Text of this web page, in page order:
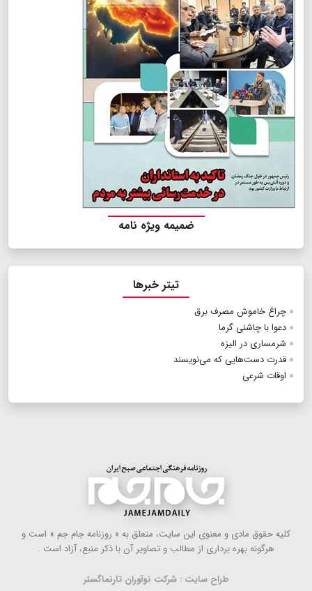
ضمیمه ویژه نامه
تیتر خبرها
چراغ خاموش مصرف برق
دعوا با چاشنی گرما
شرمساری در الیزه
قدرت دست‌هایی که می‌نویسند
اوقات شرعی
كلیه حقوق مادی و معنوی این سایت، متعلق به « روزنامه جام جم » است و
هرگونه بهره ‌برداری از مطالب و تصاویر آن با ذكر منبع، آزاد است .
طراح سایت : شرکت نوآوران تارنماگستر